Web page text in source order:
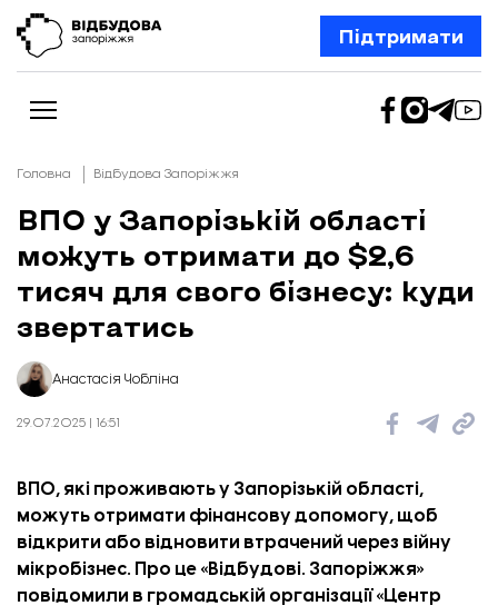
Підтримати
Новини
Відбудова Запоріжжя
Ексклюзив
Шлях додому
Колонки
Про нас
Редакційна політика
Головна Відбудова Запоріжжя
ВПО у Запорізькій області
можуть отримати до $2,6
тисяч для свого бізнесу: куди
звертатись
Анастасія Чобліна
29.07.2025 | 16:51
ВПО, які проживають у Запорізькій області,
можуть отримати фінансову допомогу, щоб
відкрити або відновити втрачений через війну
мікробізнес. Про це «Відбудові. Запоріжжя»
повідомили в громадській організації «Центр